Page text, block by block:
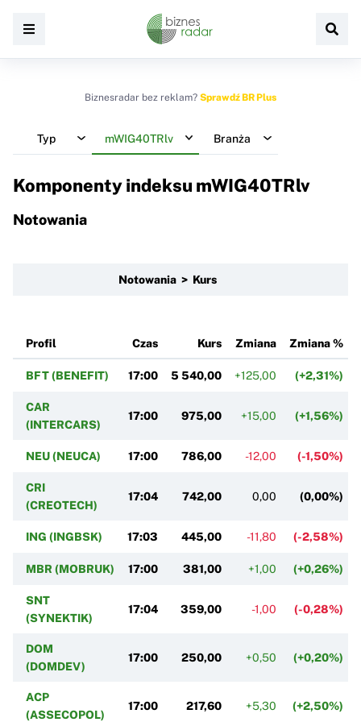
Biznesradar bez reklam? Sprawdź BR Plus
Typ mWIG40TRlv Branża
Komponenty indeksu mWIG40TRlv
Notowania
Notowania > Kurs
Profil Czas Kurs Zmiana Zmiana %
BFT (BENEFIT) 17:00 5 540,00 +125,00 (+2,31%)
CAR
(INTERCARS)
17:00 975,00 +15,00 (+1,56%)
NEU (NEUCA) 17:00 786,00 -12,00 (-1,50%)
CRI
(CREOTECH)
17:04 742,00 0,00 (0,00%)
ING (INGBSK) 17:03 445,00 -11,80 (-2,58%)
MBR (MOBRUK) 17:00 381,00 +1,00 (+0,26%)
SNT
(SYNEKTIK)
17:04 359,00 -1,00 (-0,28%)
DOM
(DOMDEV)
17:00 250,00 +0,50 (+0,20%)
ACP
(ASSECOPOL)
17:00 217,60 +5,30 (+2,50%)